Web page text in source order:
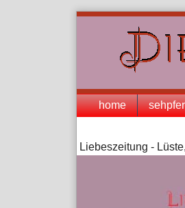
Navigation
home
Liebeszeitung -